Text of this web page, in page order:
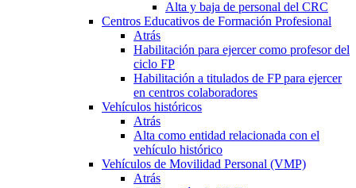
Alta y baja de personal del CRC
Centros Educativos de Formación Profesional
Atrás
Habilitación para ejercer como profesor del
ciclo FP
Habilitación a titulados de FP para ejercer
en centros colaboradores
Vehículos históricos
Atrás
Alta como entidad relacionada con el
vehículo histórico
Vehículos de Movilidad Personal (VMP)
Atrás